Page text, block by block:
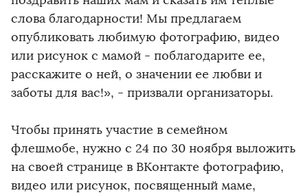
слова благодарности! Мы предлагаем
опубликовать любимую фотографию, видео
или рисунок с мамой - поблагодарите ее,
расскажите о ней, о значении ее любви и
заботы для вас!», - призвали организаторы.
Чтобы принять участие в семейном
флешмобе, нужно с 24 по 30 ноября выложить
на своей странице в ВКонтакте фотографию,
видео или рисунок, посвященный маме,